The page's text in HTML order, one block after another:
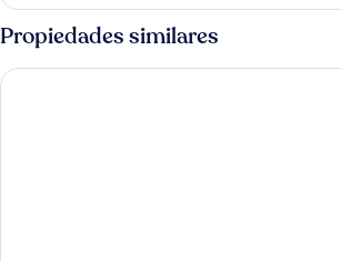
Propiedades similares
Ojaja Suites Akure